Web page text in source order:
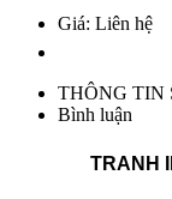
Giá: Liên hệ
THÔNG TIN
Bình luận
TRANH